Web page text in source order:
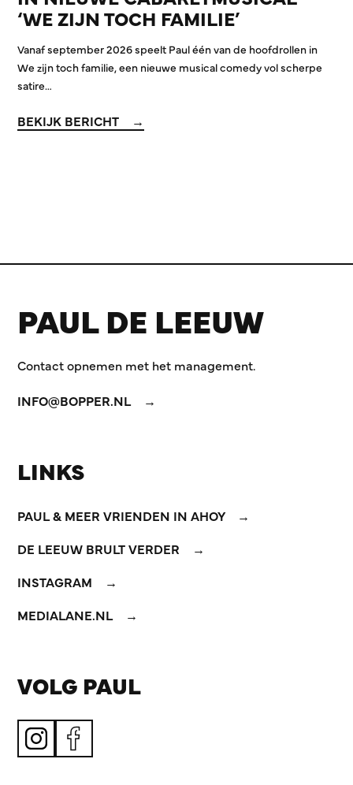
‘WE ZIJN TOCH FAMILIE’
Vanaf september 2026 speelt Paul één van de hoofdrollen in
We zijn toch familie, een nieuwe musical comedy vol scherpe
satire…
BEKIJK BERICHT
PAUL DE LEEUW
Contact opnemen met het management.
INFO@BOPPER.NL
LINKS
PAUL & MEER VRIENDEN IN AHOY
DE LEEUW BRULT VERDER
INSTAGRAM
MEDIALANE.NL
VOLG PAUL